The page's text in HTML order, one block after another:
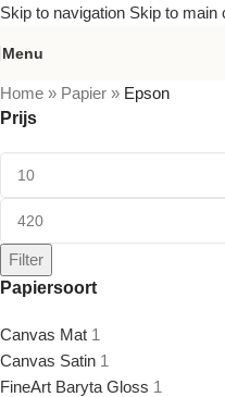
Skip to navigation Skip to main
Menu
Home » Papier » Epson
Prijs
Filter
Papiersoort
Canvas Mat 1
Canvas Satin 1
FineArt Baryta Gloss 1